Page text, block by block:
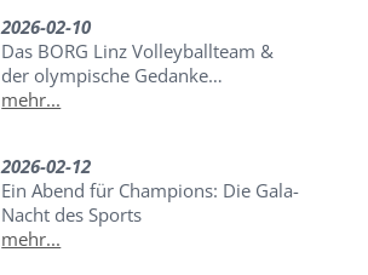
2026-02-10
Das BORG Linz Volleyballteam &
der olympische Gedanke…
mehr...
2026-02-12
Ein Abend für Champions: Die Gala-
Nacht des Sports
mehr...